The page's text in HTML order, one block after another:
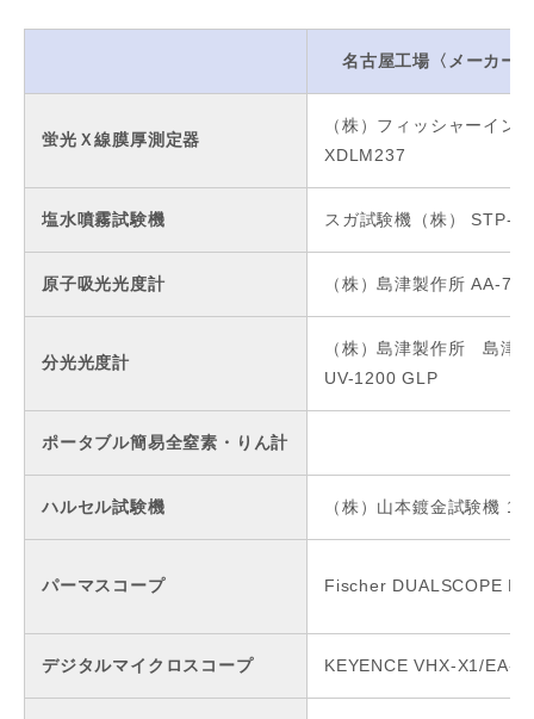
名古屋工場〈メーカー
蛍光Ｘ線膜厚測定器
（株）フィッシャーイン
XDLM237
塩水噴霧試験機 スガ試験機（株） STP-
原子吸光光度計 （株）島津製作所 AA-
分光光度計
（株）島津製作所 島津
UV-1200 GLP
ポータブル簡易全窒素・りん計
ハルセル試験機 （株）山本鍍金試験機
パーマスコープ Fischer DUALSCOPE
デジタルマイクロスコープ KEYENCE VHX-X1/EA-